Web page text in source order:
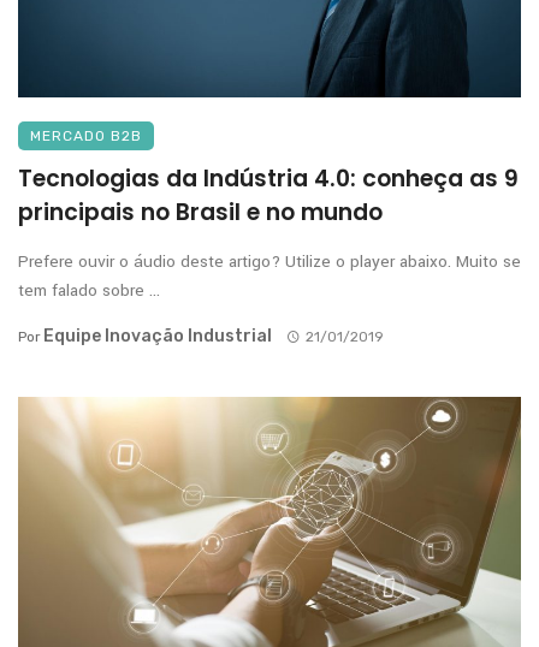
MERCADO B2B
Tecnologias da Indústria 4.0: conheça as 9
principais no Brasil e no mundo
Prefere ouvir o áudio deste artigo? Utilize o player abaixo. Muito se
tem falado sobre ...
Por Equipe Inovação Industrial 21/01/2019